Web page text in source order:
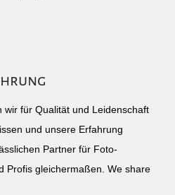
wir für Qualität und Leidenschaft
und unsere Erfahrung
Partner für Foto-
Profis gleichermaßen. We share